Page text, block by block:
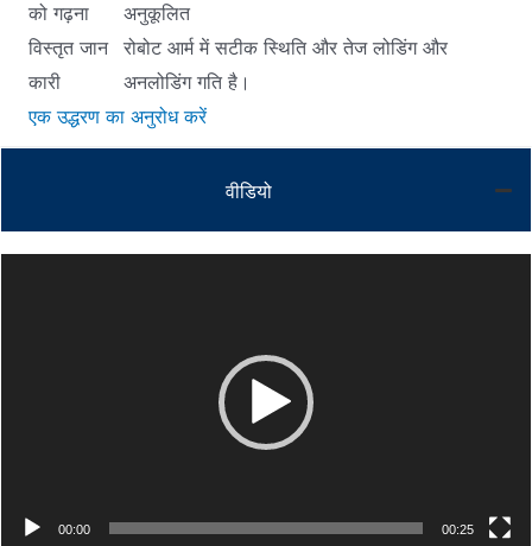
को गढ़ना
अनुकूलित
विस्‍तृत जान
कारी
रोबोट आर्म में सटीक स्थिति और तेज लोडिंग और
अनलोडिंग गति है।
एक उद्धरण का अनुरोध करें
वीडियो
00:00 00:25